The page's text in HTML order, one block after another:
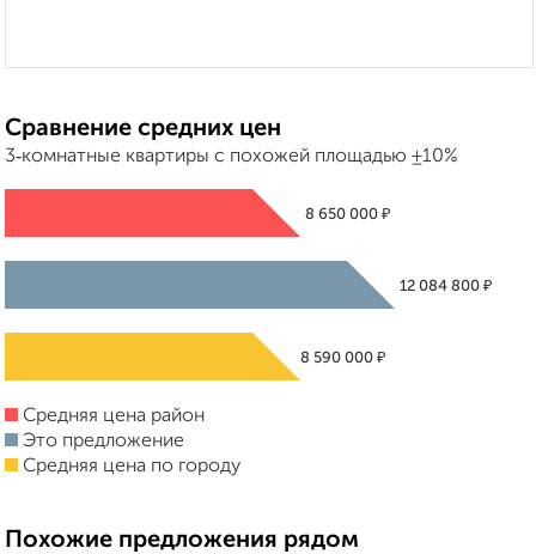
Сравнение средних цен
3‑комнатные квартиры с похожей площадью ±10%
8 650 000 ₽
12 084 800 ₽
8 590 000 ₽
Средняя цена район
Это предложение
Средняя цена по городу
Похожие предложения рядом